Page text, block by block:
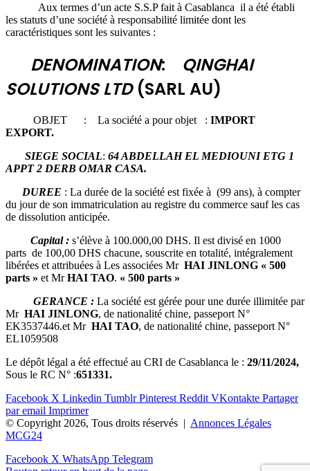
Aux termes d’un acte S.S.P fait à Casablanca il a été établi
les statuts d’une société à responsabilité limitée dont les
caractéristiques sont les suivantes :
DENOMINATION:
QINGHAI
SOLUTIONS LTD (SARL AU)
OBJET : La société a pour objet : IMPORT
EXPORT.
SIEGE SOCIAL: 64 ABDELLAH EL MEDIOUNI ETG 1
APPT 2 DERB OMAR CASA.
DUREE : La durée de la société est fixée à (99 ans), à compter
du jour de son immatriculation au registre du commerce sauf les cas
de dissolution anticipée.
Capital : s’élève à 100.000,00 DHS. Il est divisé en 1000
parts de 100,00 DHS chacune, souscrite en totalité, intégralement
libérées et attribuées à Les associées Mr HAI JINLONG « 500
parts » et MrHAI TAO. « 500 parts »
GERANCE : La société est gérée pour une durée illimitée par
Mr HAI JINLONG, de nationalité chine, passeport N°
EK3537446.et Mr HAI TAO, de nationalité chine, passeport N°
EL1059508
Le dépôt légal a été effectué au CRI de Casablanca le : 29/11/2024,
Sous le RC N° :651331.
Facebook X Linkedin Tumblr Pinterest Reddit VKontakte Partager
par email Imprimer
© Copyright 2026, Tous droits réservés | Annonces Légales
MCG24
Facebook X WhatsApp Telegram